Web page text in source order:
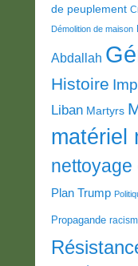
de peuplement
Démolition de maison
Abdallah
Histoire
Liban Martyrs
matériel
nettoyage
Plan Trump
Propagande